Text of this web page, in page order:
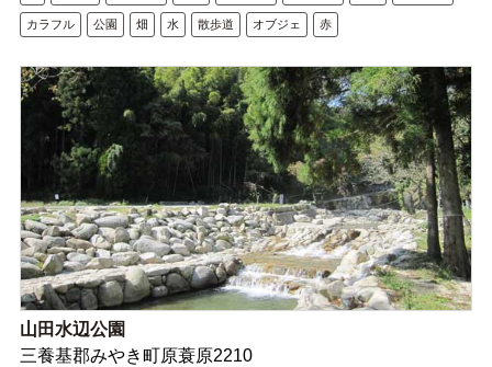
カラフル 公園 畑 水 散歩道 オブジェ 赤
山田水辺公園
三養基郡みやき町原蓑原2210